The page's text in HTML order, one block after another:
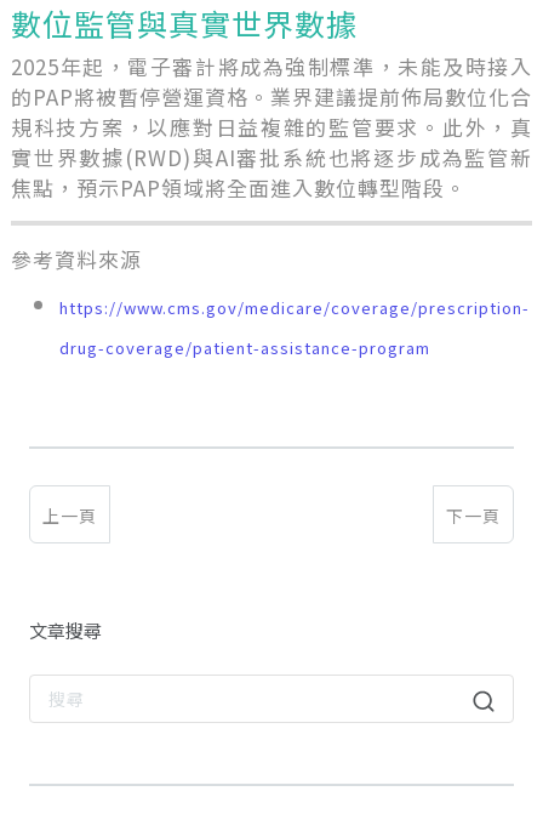
數位監管與真實世界數據
2025年起，電子審計將成為強制標準，未能及時接入
的PAP將被暫停營運資格。業界建議提前佈局數位化合
規科技方案，以應對日益複雜的監管要求。此外，真
實世界數據(RWD)與AI審批系統也將逐步成為監管新
焦點，預示PAP領域將全面進入數位轉型階段。
參考資料來源
https://www.cms.gov/medicare/coverage/prescription-
drug-coverage/patient-assistance-program
上一頁 下一頁
文章搜尋